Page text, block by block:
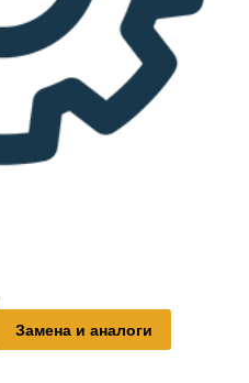
Замена и аналоги